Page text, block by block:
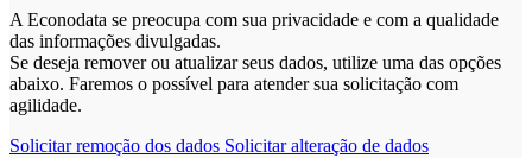
A Econodata se preocupa com sua privacidade e com a qualidade
das informações divulgadas.
Se deseja remover ou atualizar seus dados, utilize uma das opções
abaixo. Faremos o possível para atender sua solicitação com
agilidade.
Solicitar remoção dos dados Solicitar alteração de dados